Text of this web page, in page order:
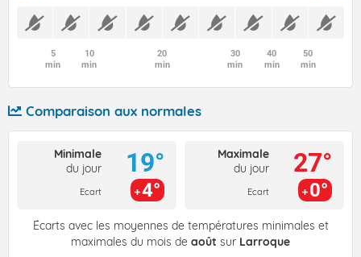
5
min
10
min
20
min
30
min
40
min
50
min
Comparaison aux normales
Minimale
du jour
Ecart
19°
4°
Maximale
du jour
Ecart
27°
0°
Écarts avec les moyennes de températures minimales et
maximales du mois de août sur Larroque